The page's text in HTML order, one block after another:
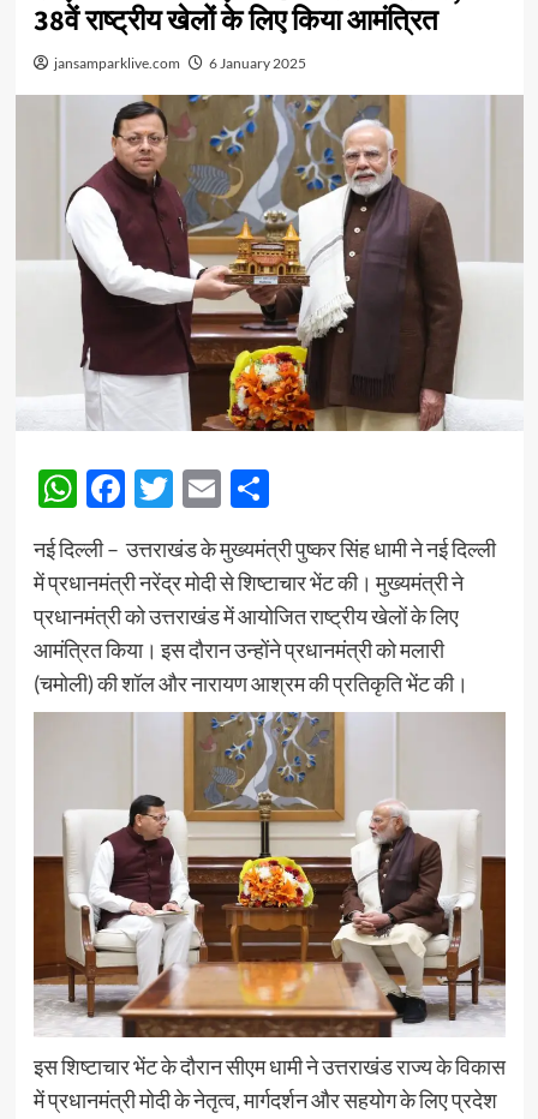
38वें राष्ट्रीय खेलों के लिए किया आमंत्रित
jansamparklive.com 6 January 2025
WhatsApp
Facebook
Twitter
EmailShare
नई दिल्ली – उत्तराखंड के मुख्यमंत्री पुष्कर सिंह धामी ने नई दिल्ली
में प्रधानमंत्री नरेंद्र मोदी से शिष्टाचार भेंट की। मुख्यमंत्री ने
प्रधानमंत्री को उत्तराखंड में आयोजित राष्ट्रीय खेलों के लिए
आमंत्रित किया। इस दौरान उन्होंने प्रधानमंत्री को मलारी
(चमोली) की शॉल और नारायण आश्रम की प्रतिकृति भेंट की।
इस शिष्टाचार भेंट के दौरान सीएम धामी ने उत्तराखंड राज्य के विकास
में प्रधानमंत्री मोदी के नेतृत्व, मार्गदर्शन और सहयोग के लिए प्रदेश